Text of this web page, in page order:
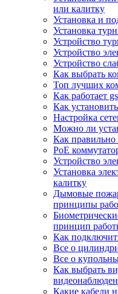
или калитку
Установка и
Установка
Устройство
Устройство
Устройство
Как выбрать
Топ лучших
Как работает
Как
Настройка
Можно ли
Как правильно
PoE
Устройство
Установка
калитку
Дымовые
принципы
принцип
Как
Все о
Все о
Как выбрать
Какие кабели